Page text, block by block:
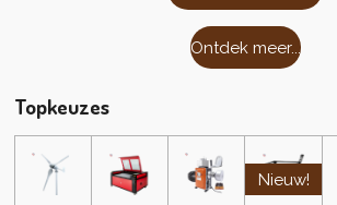
Ontdek meer...
Topkeuzes
Nieuw!